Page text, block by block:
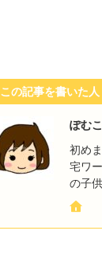
この記事を書いた人
ぽむこ
初め
宅ワ
の子